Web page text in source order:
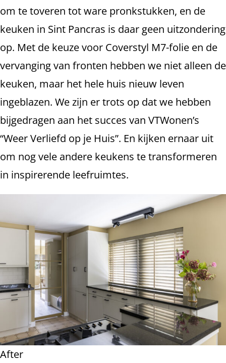
om te toveren tot ware pronkstukken, en de
keuken in Sint Pancras is daar geen uitzondering
op. Met de keuze voor Coverstyl M7-folie en de
vervanging van fronten hebben we niet alleen de
keuken, maar het hele huis nieuw leven
ingeblazen. We zijn er trots op dat we hebben
bijgedragen aan het succes van VTWonen’s
“Weer Verliefd op je Huis”. En kijken ernaar uit
om nog vele andere keukens te transformeren
in inspirerende leefruimtes.
After